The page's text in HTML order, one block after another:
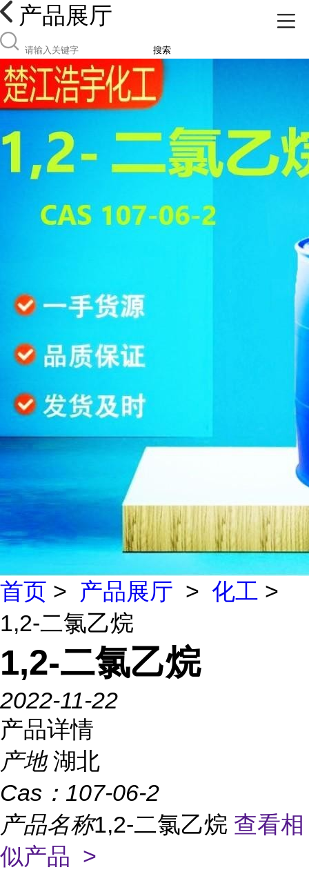
产品展厅
搜索
首页 > 产品展厅 > 化工 >
1,2-二氯乙烷
1,2-二氯乙烷
2022-11-22
产品详情
产地 湖北
Cas： 107-06-2
产品名称1,2-二氯乙烷 查看相
似产品 >